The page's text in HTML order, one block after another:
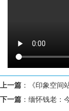
上一篇 ：
《印象空间
下一篇 ： 缅怀钱老：